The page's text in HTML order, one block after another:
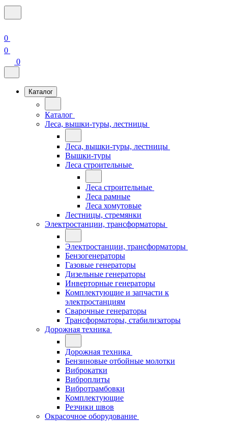
0
0
0
Каталог
Каталог
Леса, вышки-туры, лестницы
Леса, вышки-туры, лестницы
Вышки-туры
Леса строительные
Леса строительные
Леса рамные
Леса хомутовые
Лестницы, стремянки
Электростанции, трансформаторы
Электростанции, трансформаторы
Бензогенераторы
Газовые генераторы
Дизельные генераторы
Инверторные генераторы
Комплектующие и запчасти к
электростанциям
Сварочные генераторы
Трансформаторы, стабилизаторы
Дорожная техника
Дорожная техника
Бензиновые отбойные молотки
Виброкатки
Виброплиты
Вибротрамбовки
Комплектующие
Резчики швов
Окрасочное оборудование